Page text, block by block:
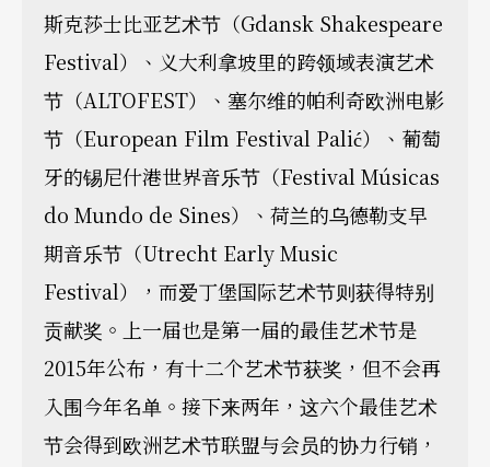
斯克莎士比亚艺术节（Gdansk Shakespeare
Festival）、义大利拿坡里的跨领域表演艺术
节（ALTOFEST）、塞尔维的帕利奇欧洲电影
节（European Film Festival Palić）、葡萄
牙的锡尼什港世界音乐节（Festival Músicas
do Mundo de Sines）、荷兰的乌德勒支早
期音乐节（Utrecht Early Music
Festival），而爱丁堡国际艺术节则获得特别
贡献奖。上一届也是第一届的最佳艺术节是
2015年公布，有十二个艺术节获奖，但不会再
入围今年名单。接下来两年，这六个最佳艺术
节会得到欧洲艺术节联盟与会员的协力行销，